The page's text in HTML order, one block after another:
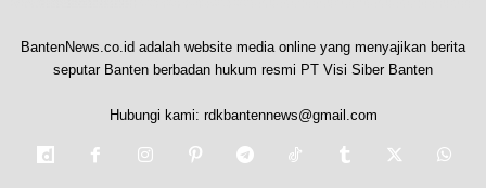
BantenNews.co.id adalah website media online yang menyajikan berita
seputar Banten berbadan hukum resmi PT Visi Siber Banten
Hubungi kami: rdkbantennews@gmail.com